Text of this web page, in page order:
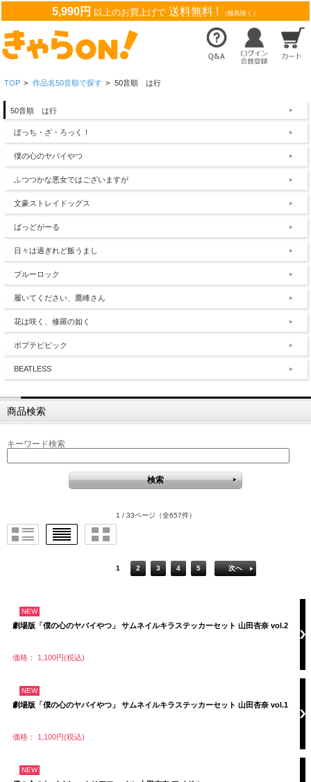
5,990円 以上のお買上げで 送料無料 ! （離島除く）
TOP > 作品名50音順で探す > 50音順 は行
50音順 は行
ぼっち・ざ・ろっく！
僕の心のヤバイやつ
ふつつかな悪女ではございますが
文豪ストレイドッグス
ばっどがーる
日々は過ぎれど飯うまし
ブルーロック
履いてください、鷹峰さん
花は咲く、修羅の如く
ポプテピピック
BEATLESS
商品検索
キーワード検索
1 / 33ページ （全657件）
1 2 3 4 5 次へ
NEW
劇場版「僕の心のヤバイやつ」 サムネイルキラステッカーセット 山田杏奈 vol.2
価格： 1,100円(税込)
NEW
劇場版「僕の心のヤバイやつ」 サムネイルキラステッカーセット 山田杏奈 vol.1
価格： 1,100円(税込)
NEW